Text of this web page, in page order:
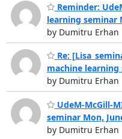
Reminder:
learning seminar
by Dumitru Erhan
Re:
machine learning
by Dumitru Erhan
UdeM-McGill-
seminar Mon,
by Dumitru Erhan